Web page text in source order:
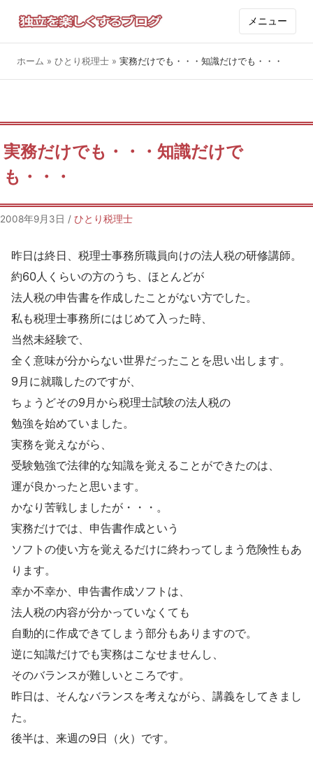
メニュー
ホーム » ひとり税理士 » 実務だけでも・・・知識だけでも・・・
実務だけでも・・・知識だけで
も・・・
2008年9月3日 / ひとり税理士
昨日は終日、税理士事務所職員向けの法人税の研修講師。
約60人くらいの方のうち、ほとんどが
法人税の申告書を作成したことがない方でした。
私も税理士事務所にはじめて入った時、
当然未経験で、
全く意味が分からない世界だったことを思い出します。
9月に就職したのですが、
ちょうどその9月から税理士試験の法人税の
勉強を始めていました。
実務を覚えながら、
受験勉強で法律的な知識を覚えることができたのは、
運が良かったと思います。
かなり苦戦しましたが・・・。
実務だけでは、申告書作成という
ソフトの使い方を覚えるだけに終わってしまう危険性もあ
ります。
幸か不幸か、申告書作成ソフトは、
法人税の内容が分かっていなくても
自動的に作成できてしまう部分もありますので。
逆に知識だけでも実務はこなせませんし、
そのバランスが難しいところです。
昨日は、そんなバランスを考えながら、講義をしてきまし
た。
後半は、来週の9日（火）です。